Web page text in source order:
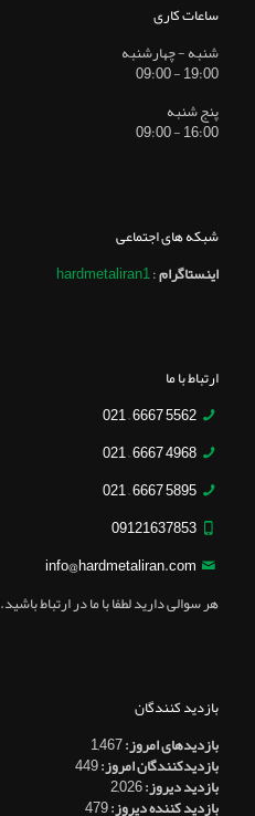
ساعات کاری
شنبه - چهارشنبه
19:00 - 09:00
پنج شنبه
16:00 - 09:00
شبکه های اجتماعی
اینستاگرام:
hardmetaliran1
ارتباط با ما
5562 6667 – 021
4968 6667 – 021
5895 6667 – 021
09121637853
info@hardmetaliran.com
هر سوالی دارید لطفا با ما در ارتباط باشید.
بازدید کنندگان
بازدیدهای امروز:1,467
بازدیدکنندگان امروز:449
بازدید دیروز:2,026
بازدید کننده دیروز:479